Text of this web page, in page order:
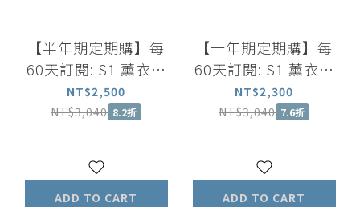
【半年期定期購】每
60天訂閱: S1 薰衣草
迷迭香洗髮露500ml
+尤加利葉茶樹沐浴露
噴霧 100ml
NT$2,500
NT$3,040 8.2折
ADD TO CART
【一年期定期購】每
60天訂閱: S1 薰衣草
迷迭香洗髮露500ml
+尤加利葉茶樹沐浴露
噴霧 100ml
NT$2,300
NT$3,040 7.6折
ADD TO CART